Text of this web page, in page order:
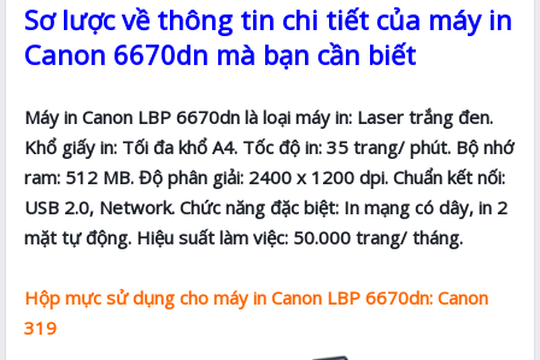
Sơ lược về thông tin chi tiết của máy in
Canon 6670dn mà bạn cần biết
Máy in Canon LBP 6670dn là loại máy in: Laser trắng đen.
Khổ giấy in: Tối đa khổ A4. Tốc độ in: 35 trang/ phút. Bộ nhớ
ram: 512 MB. Độ phân giải: 2400 x 1200 dpi. Chuẩn kết nối:
USB 2.0, Network. Chức năng đặc biệt: In mạng có dây, in 2
mặt tự động. Hiệu suất làm việc: 50.000 trang/ tháng.
Hộp mực sử dụng cho máy in Canon LBP 6670dn: Canon
319